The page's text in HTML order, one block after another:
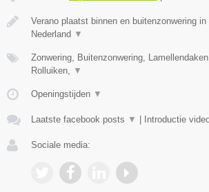
Verano plaatst binnen en buitenzonwering in
Nederland ▼
Zonwering, Buitenzonwering,
Rolluiken,
▼
Openingstijden ▼
Laatste facebook posts ▼ | Introductie
Sociale media: